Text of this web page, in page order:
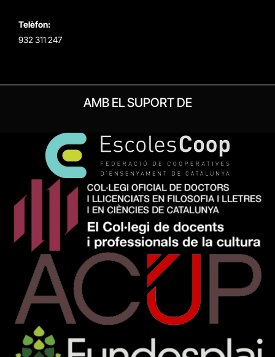
Telèfon:
932 311 247
AMB EL SUPORT DE